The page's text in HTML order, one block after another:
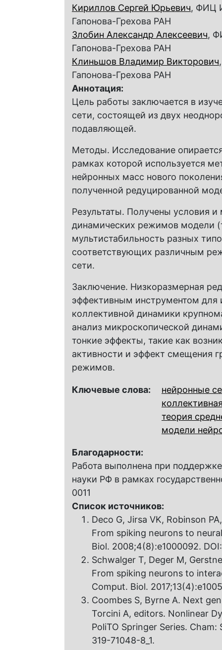
Кириллов Сергей Юрьевич, ФИЦ
Гапонова-Грехова РАН
Злобин Александр Алексеевич,
Гапонова-Грехова РАН
Клиньшов Владимир Викторович
Гапонова-Грехова РАН
Аннотация:
Цель работы заключается в
сети, состоящей из двух
подавляющей.
Методы. Исследование
рамках которой используется
нейронных масс нового
полученной редуцированной
Результаты. Получены условия
динамических режимов модели
мультистабильность разных
соответствующих различным
сети.
Заключение. Низкоразмерная
эффективным инструментом для
коллективной динамики
анализ микроскопической
тонкие эффекты, такие как
активности и эффект смещения
режимов.
Ключевые слова:
нейронные
теория
модели
Благодарности:
Работа выполнена при
науки РФ в рамках
0011
Список источников:
Deco G, Jirsa VK, Robinson
From spiking neurons to
Biol. 2008;4(8):e1000092.
Schwalger T, Deger M,
From spiking neurons to
Comput. Biol.
Coombes S, Byrne A. Next
Torcini A, editors. Nonlinear
PoliTO Springer Series. Cham:
319-71048-8_1.